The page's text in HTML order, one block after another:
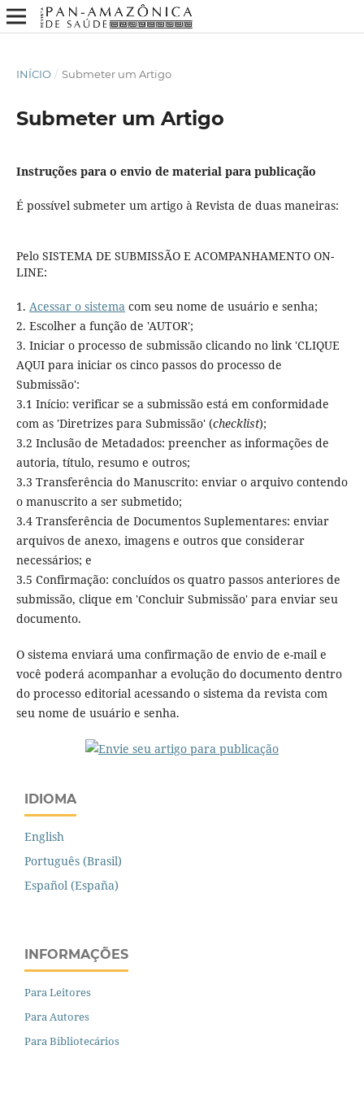
INÍCIO / Submeter um Artigo
Submeter um Artigo
Instruções para o envio de material para publicação
É possível submeter um artigo à Revista de duas maneiras:
Pelo SISTEMA DE SUBMISSÃO E ACOMPANHAMENTO ON-
LINE:
1. Acessar o sistemacom seu nome de usuário e senha;
2. Escolher a função de 'AUTOR';
3. Iniciar o processo de submissão clicando no link 'CLIQUE
AQUI para iniciar os cinco passos do processo de
Submissão':
3.1 Início: verificar se a submissão está em conformidade
com as 'Diretrizes para Submissão' (checklist);
3.2 Inclusão de Metadados: preencher as informações de
autoria, título, resumo e outros;
3.3 Transferência do Manuscrito: enviar o arquivo contendo
o manuscrito a ser submetido;
3.4 Transferência de Documentos Suplementares: enviar
arquivos de anexo, imagens e outros que considerar
necessários; e
3.5 Confirmação: concluídos os quatro passos anteriores de
submissão, clique em 'Concluir Submissão' para enviar seu
documento.
O sistema enviará uma confirmação de envio de e-mail e
você poderá acompanhar a evolução do documento dentro
do processo editorial acessando o sistema da revista com
seu nome de usuário e senha.
IDIOMA
English
Português (Brasil)
Español (España)
INFORMAÇÕES
Para Leitores
Para Autores
Para Bibliotecários